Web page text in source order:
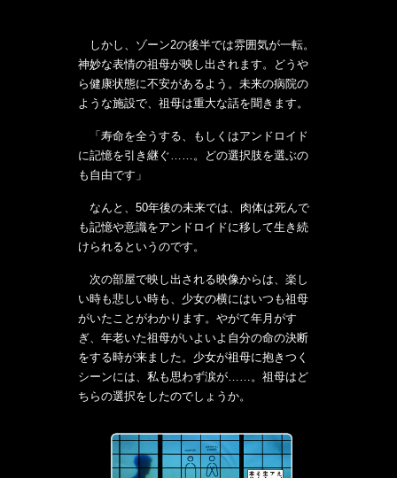
しかし、ゾーン2の後半では雰囲気が一転。
神妙な表情の祖母が映し出されます。どうや
ら健康状態に不安があるよう。未来の病院の
ような施設で、祖母は重大な話を聞きます。
「寿命を全うする、もしくはアンドロイド
に記憶を引き継ぐ……。どの選択肢を選ぶの
も自由です」
なんと、50年後の未来では、肉体は死んで
も記憶や意識をアンドロイドに移して生き続
けられるというのです。
次の部屋で映し出される映像からは、楽し
い時も悲しい時も、少女の横にはいつも祖母
がいたことがわかります。やがて年月がす
ぎ、年老いた祖母がいよいよ自分の命の決断
をする時が来ました。少女が祖母に抱きつく
シーンには、私も思わず涙が……。祖母はど
ちらの選択をしたのでしょうか。